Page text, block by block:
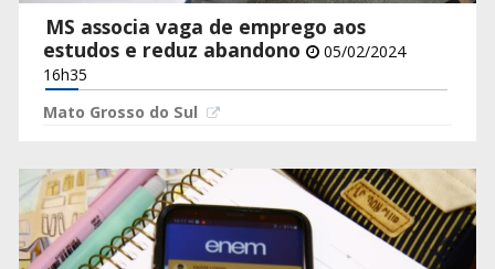
MS associa vaga de emprego aos
estudos e reduz abandono
05/02/2024
16h35
Mato Grosso do Sul